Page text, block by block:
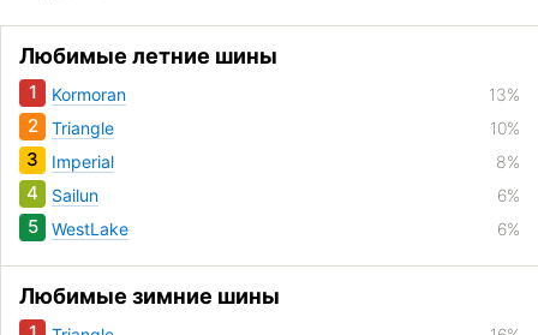
Любимые летние шины
1 Kormoran 13%
2 Triangle 10%
3 Imperial 8%
4 Sailun 6%
5 WestLake 6%
Любимые зимние шины